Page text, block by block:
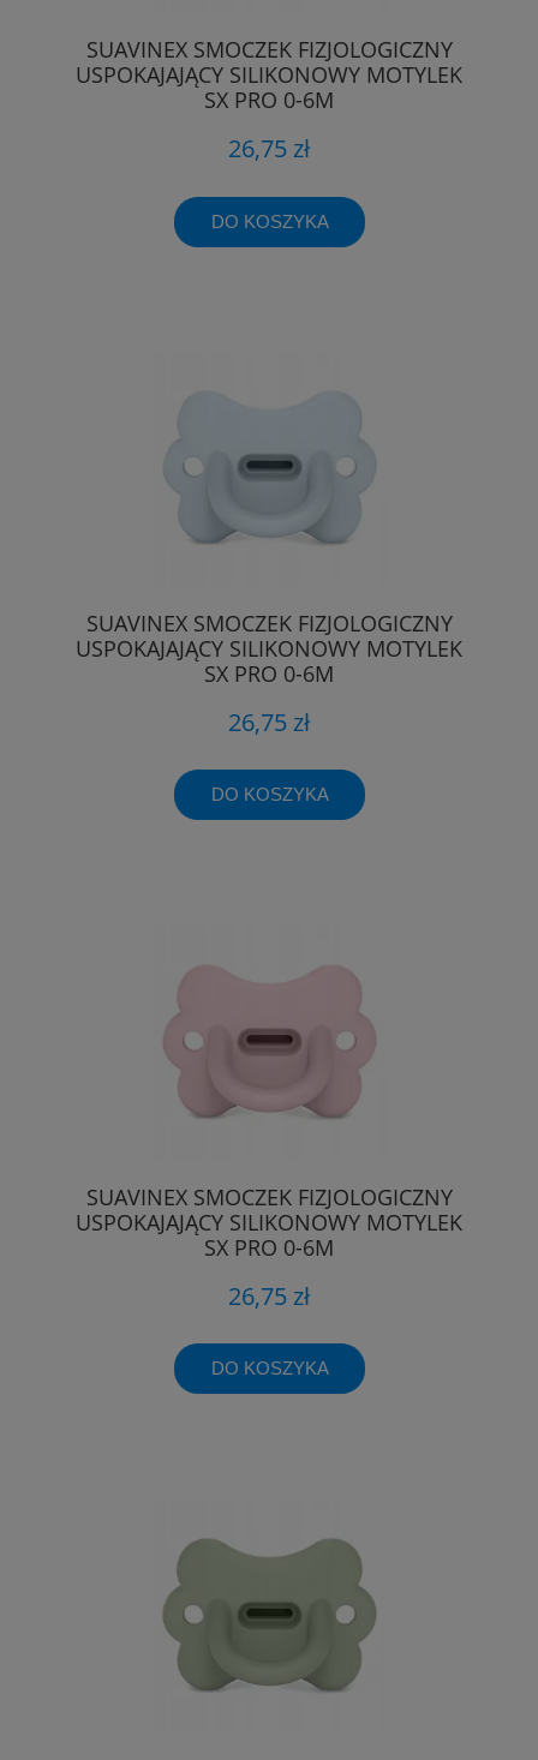
SUAVINEX SMOCZEK FIZJOLOGICZNY
USPOKAJAJĄCY SILIKONOWY MOTYLEK
SX PRO 0-6M
26,75 zł
DO KOSZYKA
SUAVINEX SMOCZEK FIZJOLOGICZNY
USPOKAJAJĄCY SILIKONOWY MOTYLEK
SX PRO 0-6M
26,75 zł
DO KOSZYKA
SUAVINEX SMOCZEK FIZJOLOGICZNY
USPOKAJAJĄCY SILIKONOWY MOTYLEK
SX PRO 0-6M
26,75 zł
DO KOSZYKA